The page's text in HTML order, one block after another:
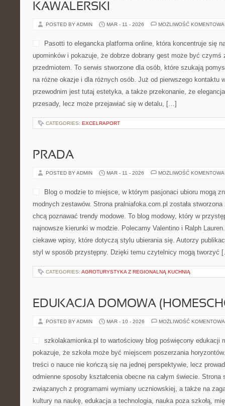
KAWALERSKI
POSTED BY ADMIN MAR - 11 - 2026 MOŻLIWOŚĆ
Pasotti to elegancka platforma online, która koncentruje się
upominków i pokazuje, że dobrze dobrany gest może być czymś
przedmiotem. To serwis stworzone dla osób, które szukają
na różne okazje i dla różnych osób. Już od pierwszego kontaktu
przewodnim jest tutaj estetyka, a także przekonanie, że
przesady, lecz może przejawiać się w detalu, […]
CATEGORIES: EXCELRAPORT
PRADA
POSTED BY ADMIN MAR - 11 - 2026 MOŻLIWOŚĆ
Blog o modzie to miejsce, w którym pasjonaci ubioru mogą
modnych zestawów. Strona pralniafoka.com.pl została
chcą poznawać trendy modowe. To blog modowy, który w
najnowsze kierunki w modzie. Polecamy Valentino i Ralph
ciekawe wpisy, które dotyczą stylu ubierania się. Autorzy
styl w sposób przystępny. Dzięki temu czytelnicy mogą tworzyć
CATEGORIES: AGROTURYSTYKA Z REGIONALNĄ KUCHNIĄ
EDUKACJA DOMOWA
POSTED BY ADMIN MAR - 10 - 2026 MOŻLIWOŚĆ
szkolakamionka.pl to wartościowy blog poświęcony edukacji
pokazuje, że szkoła może być miejscem poszerzania
treści o nauce nie kończą się na jednej perspektywie, lecz
odmienne sposoby kształcenia obecne na całym świecie.
związanych z programami wymiany uczniowskiej, a także na
kultury na naukę, edukacja a technologia, nauka poza szkołą,